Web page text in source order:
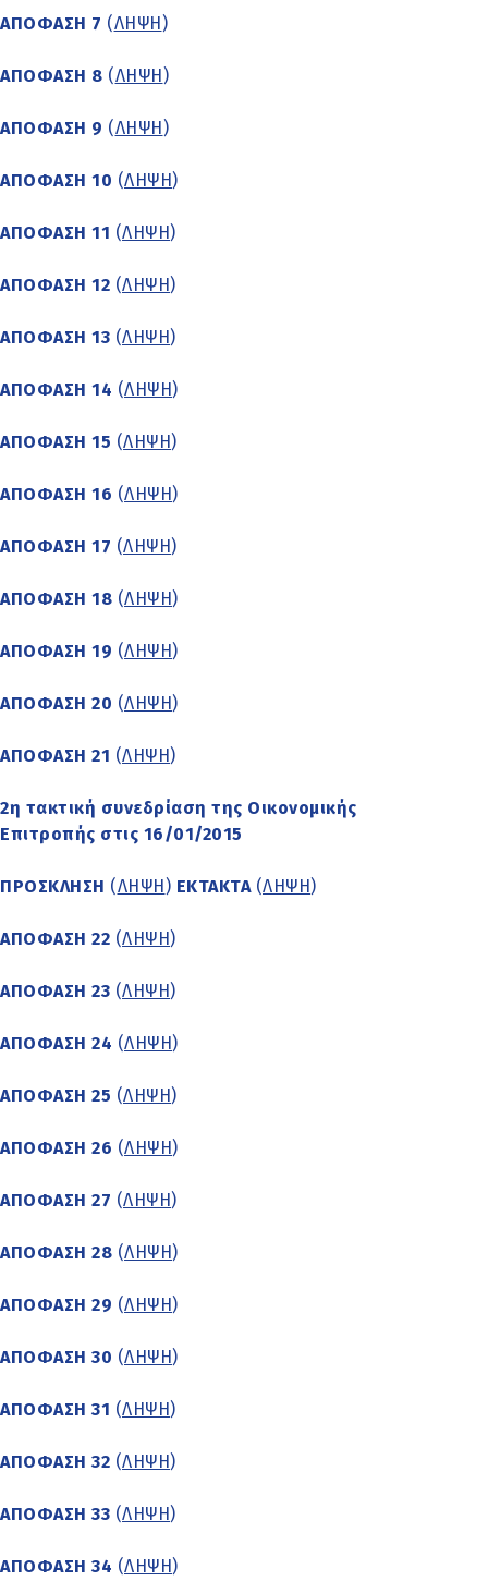
ΑΠΟΦΑΣΗ 7 (ΛΗΨΗ )
ΑΠΟΦΑΣΗ 8 (ΛΗΨΗ )
ΑΠΟΦΑΣΗ 9 (ΛΗΨΗ )
ΑΠΟΦΑΣΗ 10 (ΛΗΨΗ )
ΑΠΟΦΑΣΗ 11 (ΛΗΨΗ )
ΑΠΟΦΑΣΗ 12 (ΛΗΨΗ )
ΑΠΟΦΑΣΗ 13 (ΛΗΨΗ )
ΑΠΟΦΑΣΗ 14 (ΛΗΨΗ )
ΑΠΟΦΑΣΗ 15 (ΛΗΨΗ )
ΑΠΟΦΑΣΗ 16 (ΛΗΨΗ )
ΑΠΟΦΑΣΗ 17 (ΛΗΨΗ )
ΑΠΟΦΑΣΗ 18 (ΛΗΨΗ )
ΑΠΟΦΑΣΗ 19 (ΛΗΨΗ )
ΑΠΟΦΑΣΗ 20 (ΛΗΨΗ )
ΑΠΟΦΑΣΗ 21 (ΛΗΨΗ )
2η τακτική συνεδρίαση της Οικονομικής
Επιτροπής στις 16/01/2015
ΠΡΟΣΚΛΗΣΗ (ΛΗΨΗ ) ΕΚΤΑΚΤΑ (ΛΗΨΗ )
ΑΠΟΦΑΣΗ 22 (ΛΗΨΗ )
ΑΠΟΦΑΣΗ 23 (ΛΗΨΗ )
ΑΠΟΦΑΣΗ 24 (ΛΗΨΗ )
ΑΠΟΦΑΣΗ 25 (ΛΗΨΗ )
ΑΠΟΦΑΣΗ 26 (ΛΗΨΗ )
ΑΠΟΦΑΣΗ 27 (ΛΗΨΗ )
ΑΠΟΦΑΣΗ 28 (ΛΗΨΗ )
ΑΠΟΦΑΣΗ 29 (ΛΗΨΗ )
ΑΠΟΦΑΣΗ 30 (ΛΗΨΗ )
ΑΠΟΦΑΣΗ 31 (ΛΗΨΗ )
ΑΠΟΦΑΣΗ 32 (ΛΗΨΗ )
ΑΠΟΦΑΣΗ 33 (ΛΗΨΗ )
ΑΠΟΦΑΣΗ 34 (ΛΗΨΗ )